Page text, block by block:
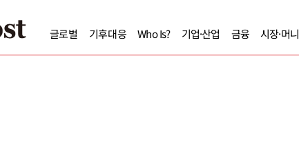
글로벌 기후대응 Who Is? 기업·산업 금융 시장·머니